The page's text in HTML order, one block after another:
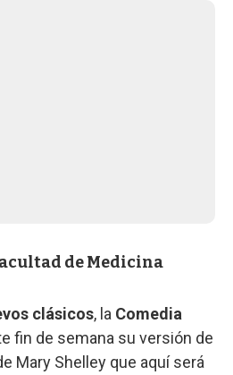
de Medicina
clásicos, la Comedia
fin de semana su versión de
Mary Shelley que aquí será